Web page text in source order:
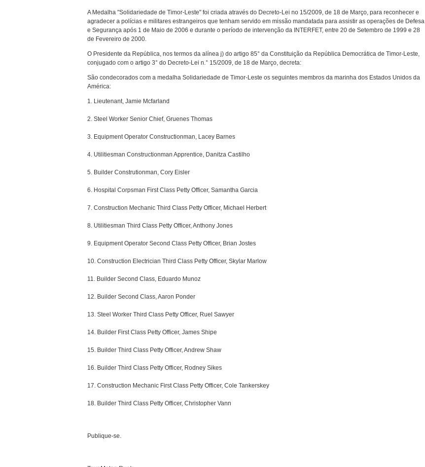
A Medalha "Solidariedade de Timor-Leste" foi criada através do Decreto-Lei no 15/2009, de 18 de Março, para reconhecer e
agradecer a polícias e militares estrangeiros que tenham servido em missão mandatada para assistir as operações de Defesa
e Segurança após 1 de Maio de 2006 e durante o período de intervenção da INTERFET, entre 20 de Setembro de 1999 e 28
de Fevereiro de 2000.
O Presidente da República, nos termos da alínea j) do artigo 85° da Constituição da República Democrática de Timor-Leste,
conjugado com o artigo 3° do Decreto-Lei n.° 15/2009, de 18 de Março, decreta:
São condecorados com a medalha Solidariedade de Timor-Leste os seguintes membros da marinha dos Estados Unidos da
América:
1. Lieutenant, Jamie Mcfarland
2. Steel Worker Senior Chief, Gruenes Thomas
3. Equipment Operator Constructionman, Lacey Barnes
4. Utilitiesman Constructionman Apprentice, Danitza Castilho
5. Builder Construtionman, Cory Eisler
6. Hospital Corpsman First Class Petty Officer, Samantha Garcia
7. Construction Mechanic Third Class Petty Officer, Michael Herbert
8. Utilitiesman Third Class Petty Officer, Anthony Jones
9. Equipment Operator Second Class Petty Officer, Brian Jostes
10. Construction Electrician Third Class Petty Officer, Skylar Marlow
11. Builder Second Class, Eduardo Munoz
12. Builder Second Class, Aaron Ponder
13. Steel Worker Third Class Petty Officer, Ruel Sawyer
14. Builder First Class Petty Officer, James Shipe
15. Builder Third Class Petty Officer, Andrew Shaw
16. Builder Third Class Petty Officer, Rodney Sikes
17. Construction Mechanic First Class Petty Officer, Cole Tankerskey
18. Builder Third Class Petty Officer, Christopher Vann
Publique-se.